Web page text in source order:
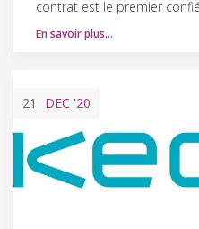
contrat est le premier
En savoir plus…
21 DEC '20